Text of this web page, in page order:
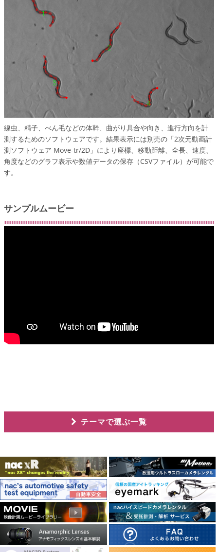
線虫、精子、べん毛などの体幹、曲がり具合や向き、進行方向を計
測するためのソフトウェアです。結果表示には別売の「2次元動画計
測ソフトウェア Move-tr/2D」により座標、移動距離、全長、速度、
角度などのグラフ表示や数値データの保存（CSVファイル）が可能で
す。
サンプルムービー
テーマで選ぶ一覧